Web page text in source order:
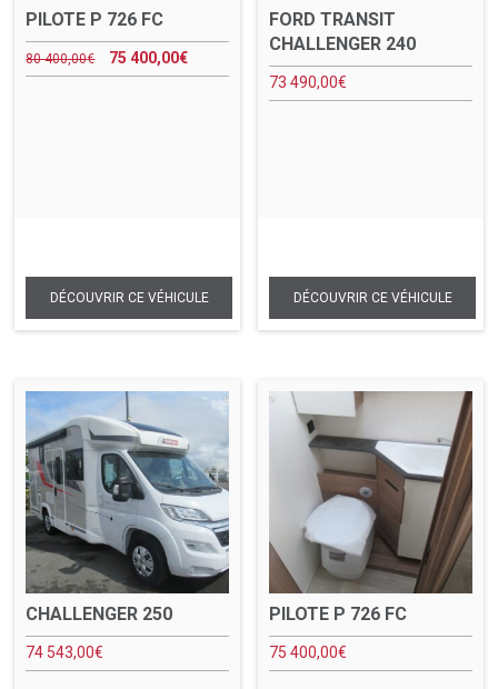
PILOTE P 726 FC
80 400,00€ 75 400,00€
FORD TRANSIT
CHALLENGER 240
73 490,00€
CHALLENGER 250
74 543,00€
PILOTE P 726 FC
75 400,00€